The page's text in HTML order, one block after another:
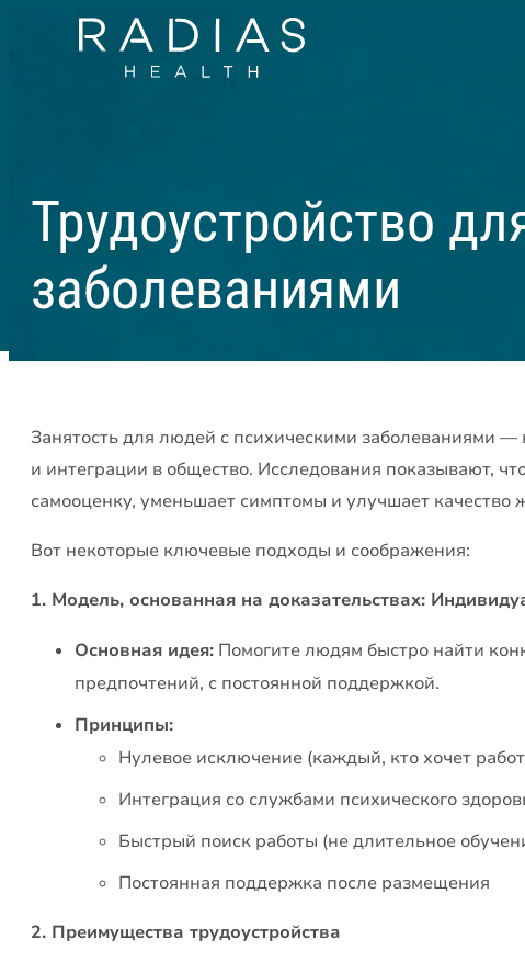
Трудоустройство
заболеваниями
Занятость для людей с психическими заболеваниями
и интеграции в общество. Исследования показывают,
самооценку, уменьшает симптомы и улучшает качество
Вот некоторые ключевые подходы и соображения:
1. Модель, основанная на доказательствах:
Основная идея: Помогите людям быстро найти
предпочтений, с постоянной поддержкой.
Принципы:
Нулевое исключение (каждый, кто хочет
Интеграция со службами психического
Быстрый поиск работы (не длительное
Постоянная поддержка после размещения
2. Преимущества трудоустройства